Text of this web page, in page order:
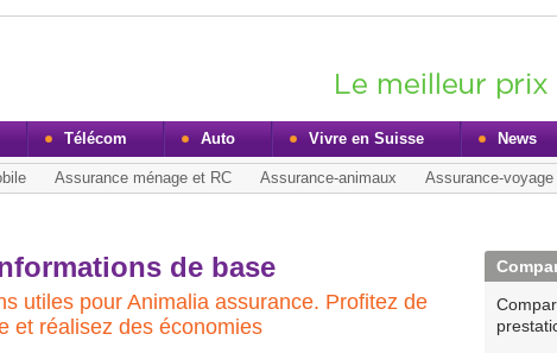
Télécom Auto Vivre en Suisse News
Assurance ménage et RC Assurance-animaux Assurance-voyage
de base
utiles pour Animalia assurance. Profitez de
et réalisez des économies